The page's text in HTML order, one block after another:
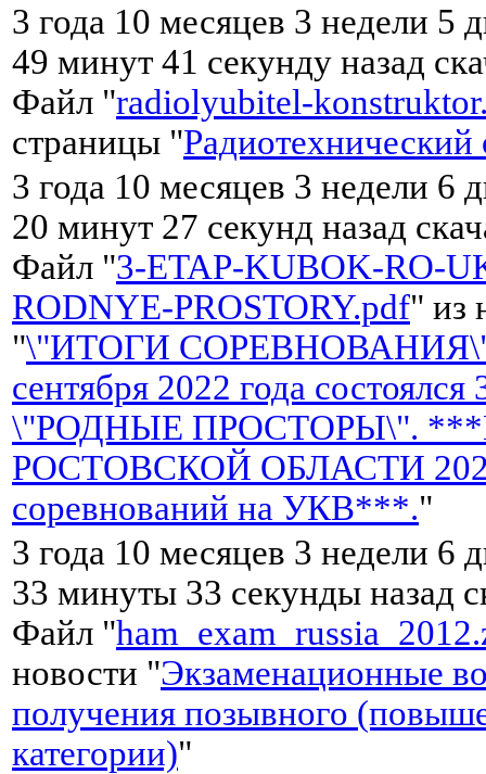
3 года 10 месяцев 3 недели 5
49 минут 41 секунду назад
Файл "radiolyubitel-
страницы "Радиотехнический
3 года 10 месяцев 3 недели 6
20 минут 27 секунд назад
Файл "3-ETAP-KUBOK-RO-
RODNYE-PROSTORY.pdf" из
"\"ИТОГИ
сентября 2022 года
\"РОДНЫЕ ПРОСТОРЫ\".
РОСТОВСКОЙ ОБЛАСТИ
соревнований на УКВ***."
3 года 10 месяцев 3 недели 6
33 минуты 33 секунды назад
Файл "
новости "Экзаменационные
получения позывного
категории)"